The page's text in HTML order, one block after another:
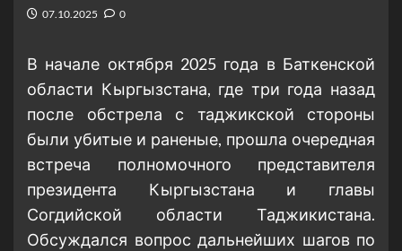
07.10.2025 0
В начале октября 2025 года в Баткенской
области Кыргызстана, где три года назад
после обстрела с таджикской стороны
были убитые и раненые, прошла очередная
встреча полномочного представителя
президента Кыргызстана и главы
Согдийской области Таджикистана.
Обсуждался вопрос дальнейших шагов по